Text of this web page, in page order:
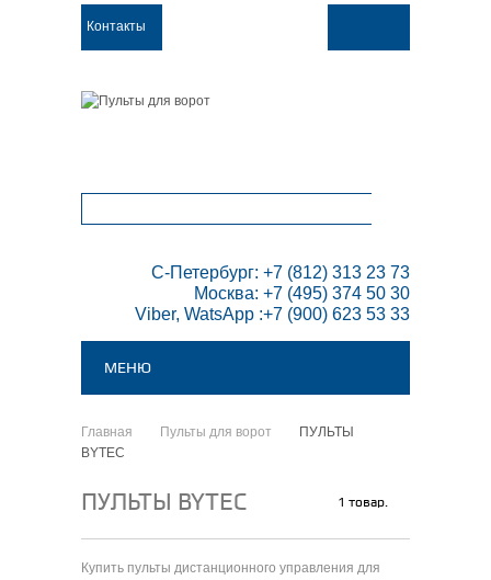
Москва: +7 (495) 374 50 30
Viber, WatsApp :+7 (900) 623 53 33
Контакты
МЕНЮ
Главная
Пульты для ворот
ПУЛЬТЫ
BYTEC
ПУЛЬТЫ BYTEC 1 товар.
Купить пульты дистанционного управления для